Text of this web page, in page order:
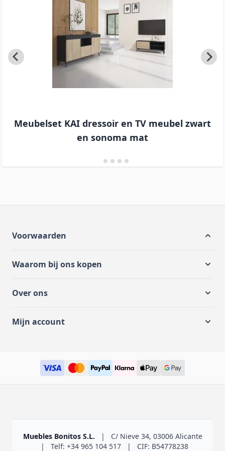
Meubelset KAI dressoir en TV meubel zwart
en sonoma mat
Voorwaarden
Waarom bij ons kopen
Over ons
Mijn account
Muebles Bonitos S.L. |
C/ Nieve 34, 03006 Alicante
|
Telf: +34 965 104 517 | CIF: B54778238